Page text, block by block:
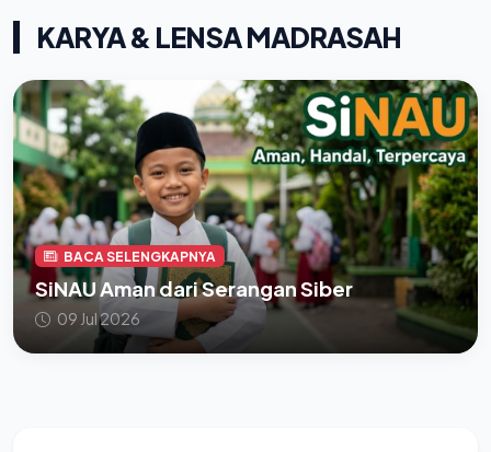
KARYA & LENSA MADRASAH
BACA SELENGKAPNYA
SiNAU Aman dari Serangan Siber
09 Jul 2026